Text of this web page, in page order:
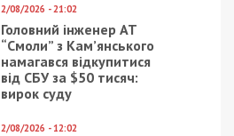
2/08/2026 - 21:02
Головний інженер АТ
“Смоли” з Кам’янського
намагався відкупитися
від СБУ за $50 тисяч:
вирок суду
2/08/2026 - 12:02